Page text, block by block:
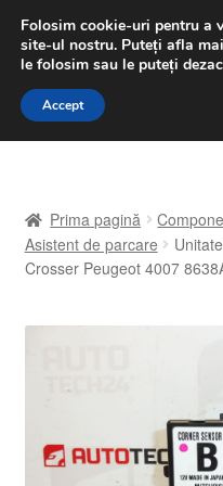
LIVRARE de la 33
luni-vineri 9 a.m. -
Sari
Sari
A lua legatura
Finalizare comandă
Prima pagină
Asistent de parcare
Crosser Peugeot 4007
Folosim cookie-uri pentru a
site-ul nostru. Puteți afla
le folosim sau le puteți
Accept